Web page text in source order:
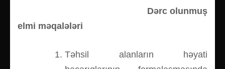
Dərc olunmuş
elmi məqalələri
Təhsil alanların həyati